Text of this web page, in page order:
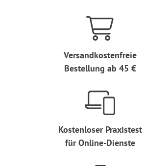
Versandkostenfreie
Bestellung ab 45 €
Kostenloser Praxistest
für Online-Dienste